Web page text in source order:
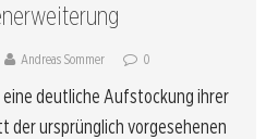
Andreas Sommer 0
deutliche Aufstockung ihrer
der ursprünglich vorgesehenen